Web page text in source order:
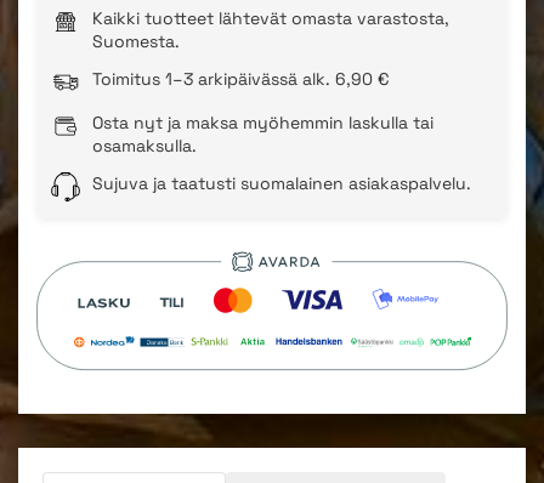
Kaikki tuotteet lähtevät omasta varastosta,
Suomesta.
Toimitus 1–3 arkipäivässä alk. 6,90 €
Osta nyt ja maksa myöhemmin laskulla tai
osamaksulla.
Sujuva ja taatusti suomalainen asiakaspalvelu.